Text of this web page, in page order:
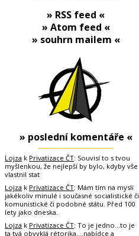
» RSS feed «
» Atom feed «
» souhrn mailem «
» poslední komentáře «
Lojza k Privatizace ČT: Souvisí to s tvou
myšlenkou, že nejlepší by bylo, kdyby vše
vlastnil stat
Lojza k Privatizace ČT: Mám tím na mysli
jakékoliv minulé i současné socialistické či
komunistické či podobné státu. Před 100
lety jako dneska.
Lojza k Privatizace ČT: To je jedno...to je
ta tvá obvyklá rétorika....nabídce a